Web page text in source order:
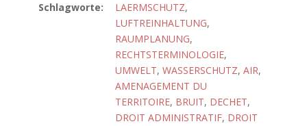
Schlagworte:
LAERMSCHUTZ,
LUFTREINHALTUNG,
RAUMPLANUNG,
RECHTSTERMINOLOGIE,
UMWELT, WASSERSCHUTZ, AIR,
AMENAGEMENT DU
TERRITOIRE, BRUIT, DECHET,
DROIT ADMINISTRATIF, DROIT